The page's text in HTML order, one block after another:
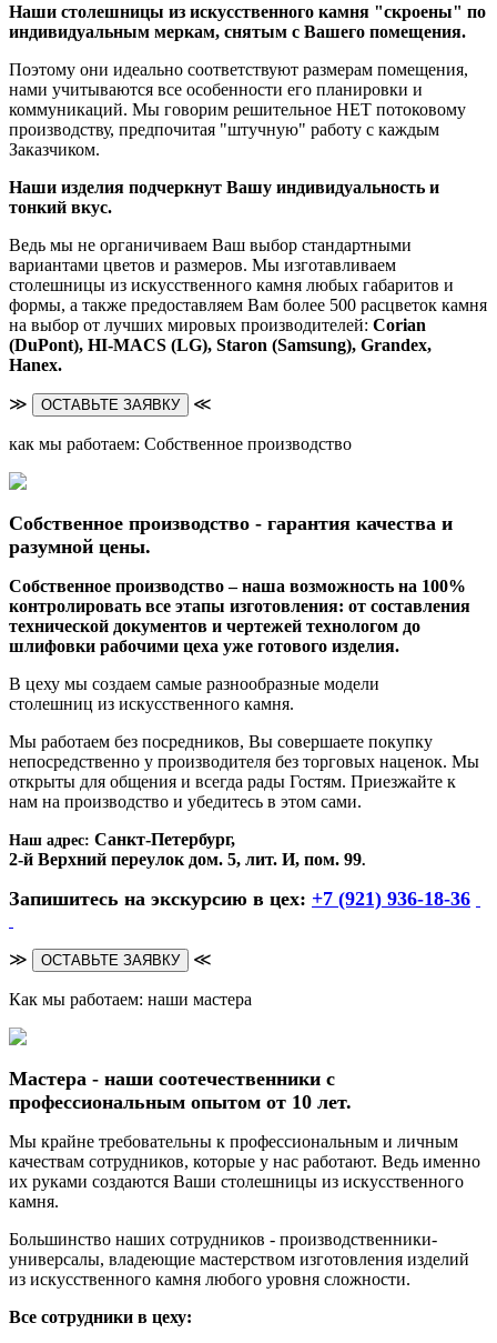
Наши столешницы из искусственного камня "скроены" по
индивидуальным меркам, снятым с Вашего помещения.
Поэтому они идеально соответствуют размерам помещения,
нами учитываются все особенности его планировки и
коммуникаций. Мы говорим решительное НЕТ потоковому
производству, предпочитая "штучную" работу с каждым
Заказчиком.
Наши изделия подчеркнут Вашу индивидуальность и
тонкий вкус.
Ведь мы не органичиваем Ваш выбор стандартными
вариантами цветов и размеров. Мы изготавливаем
столешницы из искусственного камня любых габаритов и
формы, а также предоставляем Вам более 500 расцветок камня
на выбор от лучших мировых производителей: Corian
(DuPont), HI-MACS (LG), Staron (Samsung), Grandex,
Hanex.
≫ ОСТАВЬТЕ ЗАЯВКУ ≪
как мы работаем: Собственное производство
Собственное производство - гарантия качества и
разумной цены.
Собственное производство – наша возможность на 100%
контролировать все этапы изготовления: от составления
технической документов и чертежей технологом до
шлифовки рабочими цеха уже готового изделия.
В цеху мы создаем самые разнообразные модели
столешниц из искусственного камня.
Мы работаем без посредников, Вы совершаете покупку
непосредственно у производителя без торговых наценок. Мы
открыты для общения и всегда рады Гостям. Приезжайте к
нам на производство и убедитесь в этом сами.
Наш адрес: Санкт-Петербург,
2-й Верхний переулок дом. 5, лит. И, пом. 99.
Запишитесь на экскурсию в цех: +7 (921) 936-18-36
≫ ОСТАВЬТЕ ЗАЯВКУ ≪
Как мы работаем: наши мастера
Мастера - наши соотечественники с
профессиональным опытом от 10 лет.
Мы крайне требовательны к профессиональным и личным
качествам сотрудников, которые у нас работают. Ведь именно
их руками создаются Ваши столешницы из искусственного
камня.
Большинство наших сотрудников - производственники-
универсалы, владеющие мастерством изготовления изделий
из искусственного камня любого уровня сложности.
Все сотрудники в цеху: